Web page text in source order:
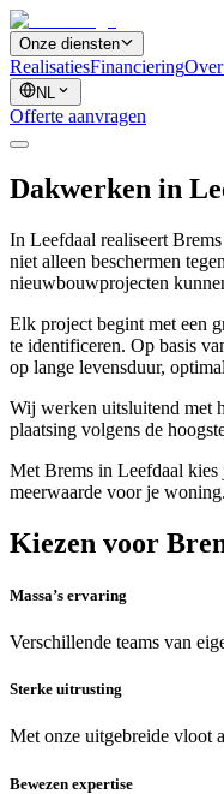
Onze diensten
RealisatiesFinanciering
NL
Offerte aanvragen
Dakwerken in
In Leefdaal realiseert
niet alleen beschermen
nieuwbouwprojecten
Elk project begint met een
te identificeren. Op basis
op lange levensduur,
Wij werken uitsluitend met
plaatsing volgens de
Met Brems in Leefdaal kies
meerwaarde voor je woning.
Kiezen voor
Massa’s ervaring
Verschillende teams van
Sterke uitrusting
Met onze uitgebreide vloot
Bewezen expertise